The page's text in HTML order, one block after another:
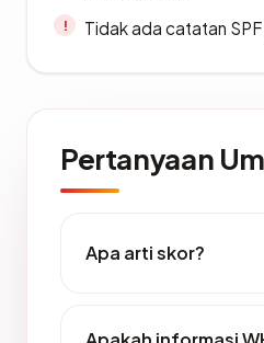
Tidak ada catatan
Pertanyaan
Apa arti skor?